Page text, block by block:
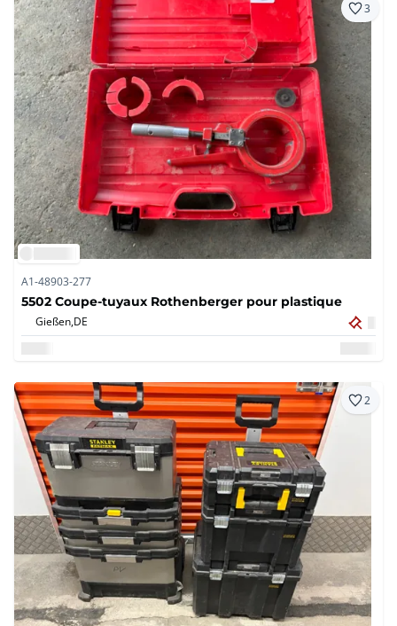
3
A1-48903-277
5502 Coupe-tuyaux Rothenberger pour plastique
Gießen,DE
2